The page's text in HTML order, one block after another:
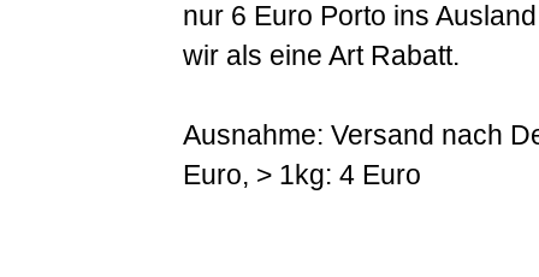
nur 6 Euro Porto ins
wir als eine Art Rabatt.
Ausnahme: Versand nach
Euro, > 1kg: 4 Euro